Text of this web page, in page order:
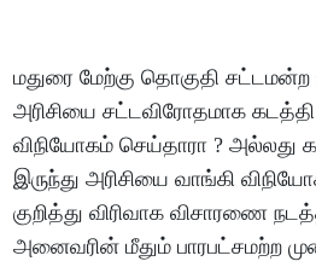
மதுரை மேற்கு தொகுதி சட்டமன்ற
அரிசியை சட்டவிரோதமாக
விநியோகம் செய்தாரா ? அல்லது
இருந்து அரிசியை வாங்கி
குறித்து விரிவாக விசாரணை
அனைவரின் மீதும் பாரபட்சமற்ற